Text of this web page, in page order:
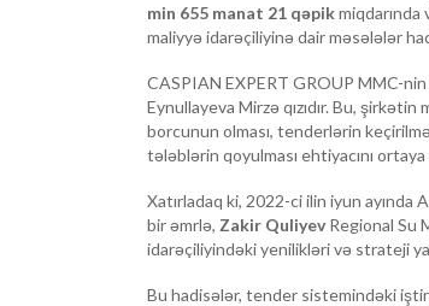
min 655 manat 21 qəpik
maliyyə idarəçiliyinə dair məsələlər
CASPIAN EXPERT GROUP MMC-nin
Eynullayeva Mirzə qızıdır. Bu,
borcunun olması, tenderlərin
tələblərin qoyulması ehtiyacını ortaya
Xatırladaq ki, 2022-ci ilin iyun
bir əmrlə, Zakir QuliyevRegional Su
idarəçiliyindəki yenilikləri və strateji
Bu hadisələr, tender sistemindəki